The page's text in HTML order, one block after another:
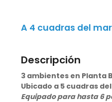
A 4 cuadras del mar
Descripción
3 ambientes en Planta
Ubicado a 5 cuadras
Equipado para hasta 6